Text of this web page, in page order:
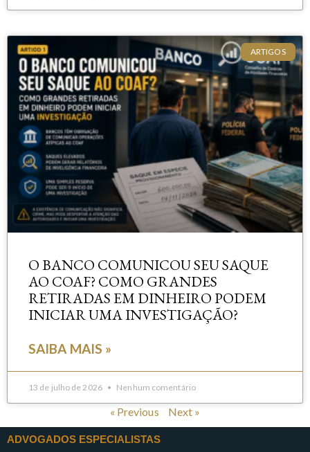
ARTIGOS
O BANCO COMUNICOU SEU SAQUE
AO COAF? COMO GRANDES
RETIRADAS EM DINHEIRO PODEM
INICIAR UMA INVESTIGAÇÃO?
SAIBA MAIS »
13 de julho de 2026 Nenhum comentário
« Previous Next »
ADVOGADOS ESPECIALISTAS